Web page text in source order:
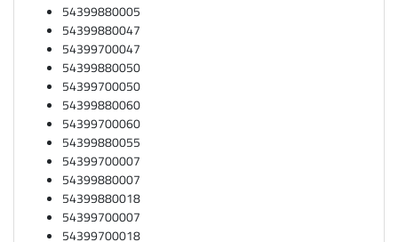
54399880005
54399880047
54399700047
54399880050
54399700050
54399880060
54399700060
54399880055
54399700007
54399880007
54399880018
54399700007
54399700018